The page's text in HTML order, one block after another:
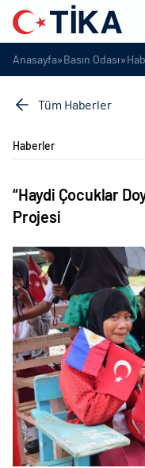
Anasayfa»Basın Odası»
Tüm Haberler
Haberler
“Haydi Çocuklar
Projesi